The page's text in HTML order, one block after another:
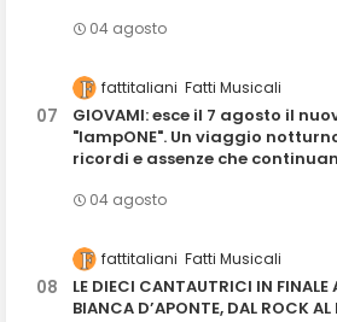
04 agosto
fattitaliani Fatti Musicali
GIOVAMI: esce il 7 agosto il
"lampONE". Un viaggio
ricordi e assenze che
04 agosto
fattitaliani Fatti Musicali
LE DIECI CANTAUTRICI IN FINALE
BIANCA D’APONTE, DAL ROCK AL